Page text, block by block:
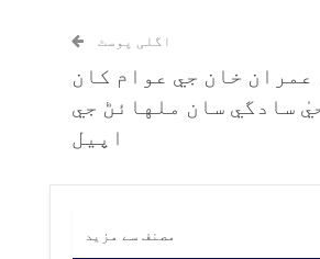
اگلی پوسٹ
عمران خان جي عوام کان
سادگي سان ملهائڻ جي
اپيل
مصنف سے مزید